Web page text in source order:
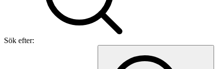
Sök efter: